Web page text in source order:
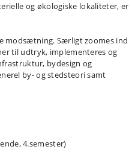
og økologiske lokaliteter, er
modsætning. Særligt zoomes ind
til udtryk, implementeres og
bydesign og
by- og stedsteori samt
4.semester)